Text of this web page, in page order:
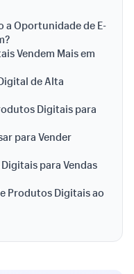
a Oportunidade de E-
Vendem Mais em
de Alta
Digitais para
para Vender
para Vendas
Produtos Digitais ao